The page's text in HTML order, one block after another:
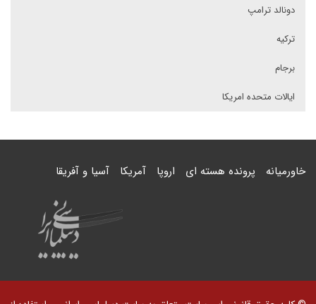
دونالد ترامپ
ترکیه
برجام
ایالات متحده امریکا
خاورمیانه پرونده هسته ای اروپا آمریکا آسیا و آفریقا